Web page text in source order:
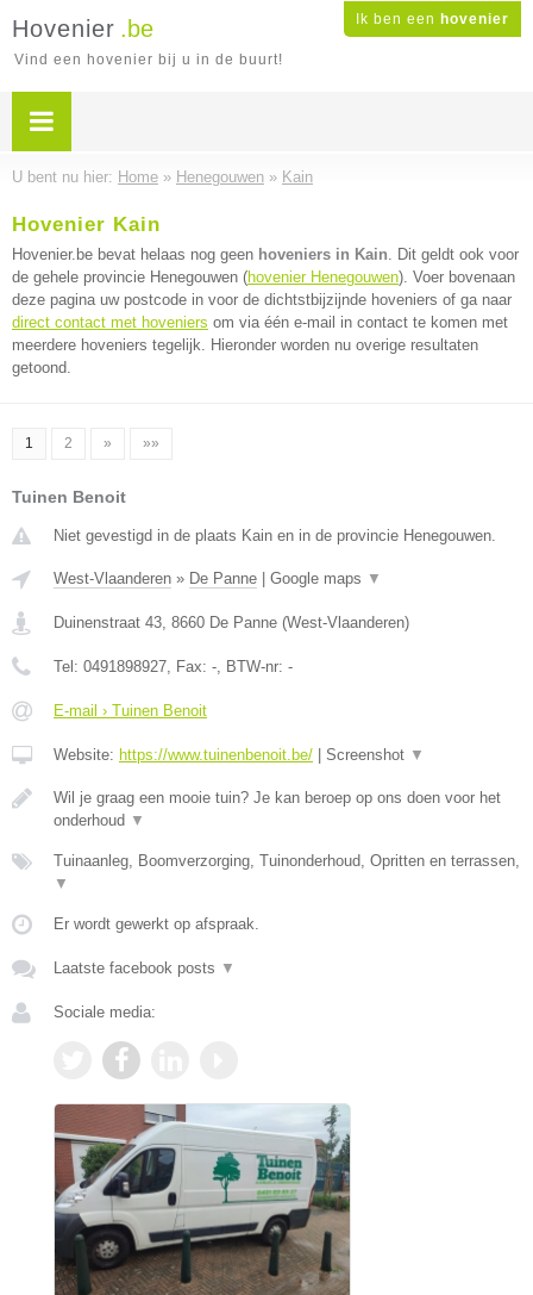
Ik ben een hovenier
Hovenier .be
Vind een hovenier bij u in de buurt!
U bent nu hier: Home » Henegouwen » Kain
Hovenier Kain
Hovenier.be bevat helaas nog geen hoveniers in Kain. Dit geldt ook voor
de gehele provincie Henegouwen (hovenier Henegouwen). Voer bovenaan
deze pagina uw postcode in voor de dichtstbijzijnde hoveniers of ga naar
direct contact met hoveniers om via één e-mail in contact te komen met
meerdere hoveniers tegelijk. Hieronder worden nu overige resultaten
getoond.
1 2 » »»
Tuinen Benoit
Niet gevestigd in de plaats Kain en in de provincie Henegouwen.
West-Vlaanderen » De Panne Google maps ▼
Duinenstraat 43, 8660 De Panne (West-Vlaanderen)
Tel: 0491898927, Fax: -, BTW-nr: -
E-mail › Tuinen Benoit
Website: https://www.tuinenbenoit.be/ Screenshot ▼
Wil je graag een mooie tuin? Je kan beroep op ons doen voor het
onderhoud ▼
Tuinaanleg, Boomverzorging, Tuinonderhoud, Opritten en terrassen,
▼
Er wordt gewerkt op afspraak.
Laatste facebook posts ▼
Sociale media: